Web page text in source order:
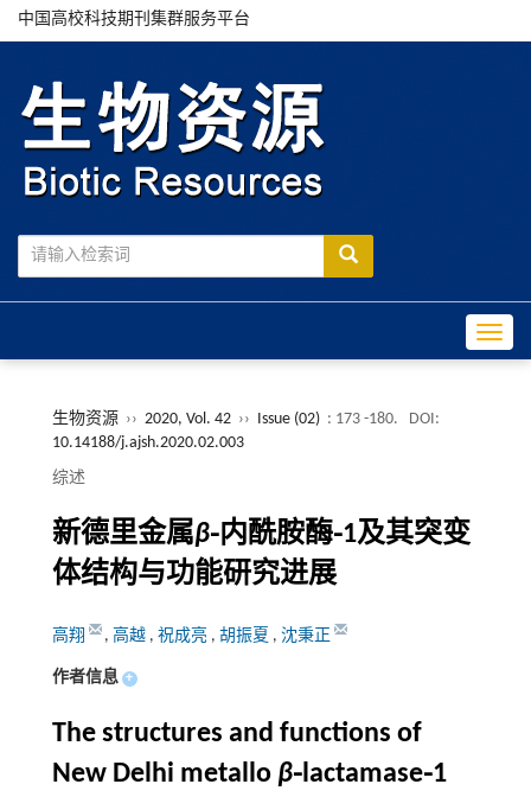
中国高校科技期刊集群服务平台
生物资源 ›› 2020, Vol. 42 ›› Issue (02) : 173 -180.
DOI:
10.14188/j.ajsh.2020.02.003
综述
新德里金属β⁃内酰胺酶⁃1及其突变
体结构与功能研究进展
高翔 , 高越 , 祝成亮 , 胡振夏 , 沈秉正
作者信息 +
The structures and functions of
New Delhi metallo β⁃lactamase⁃1